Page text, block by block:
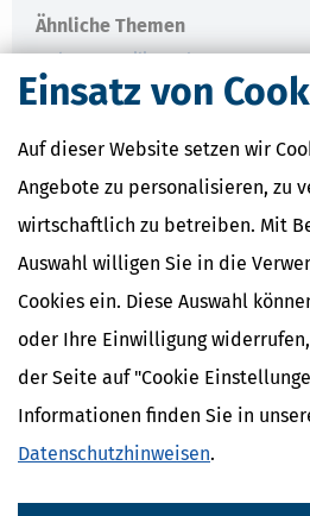
Einsatz von
Auf dieser Website setzen wir
Angebote zu personalisieren, zu
wirtschaftlich zu betreiben. Mit
Auswahl willigen Sie in die
Cookies ein. Diese Auswahl
oder Ihre Einwilligung
der Seite auf "Cookie
Informationen finden Sie in
Datenschutzhinweisen.
Ähnliche Themen
Eltern, Familie & Ehe
Krankheit, Betreuung & Pflege
Verwandte Lexikon-Begriffe
Care Arbeit
ElterngeldPlus
Unterhaltshöchstbetrag
Kindesunterhalt
Auslandskinder